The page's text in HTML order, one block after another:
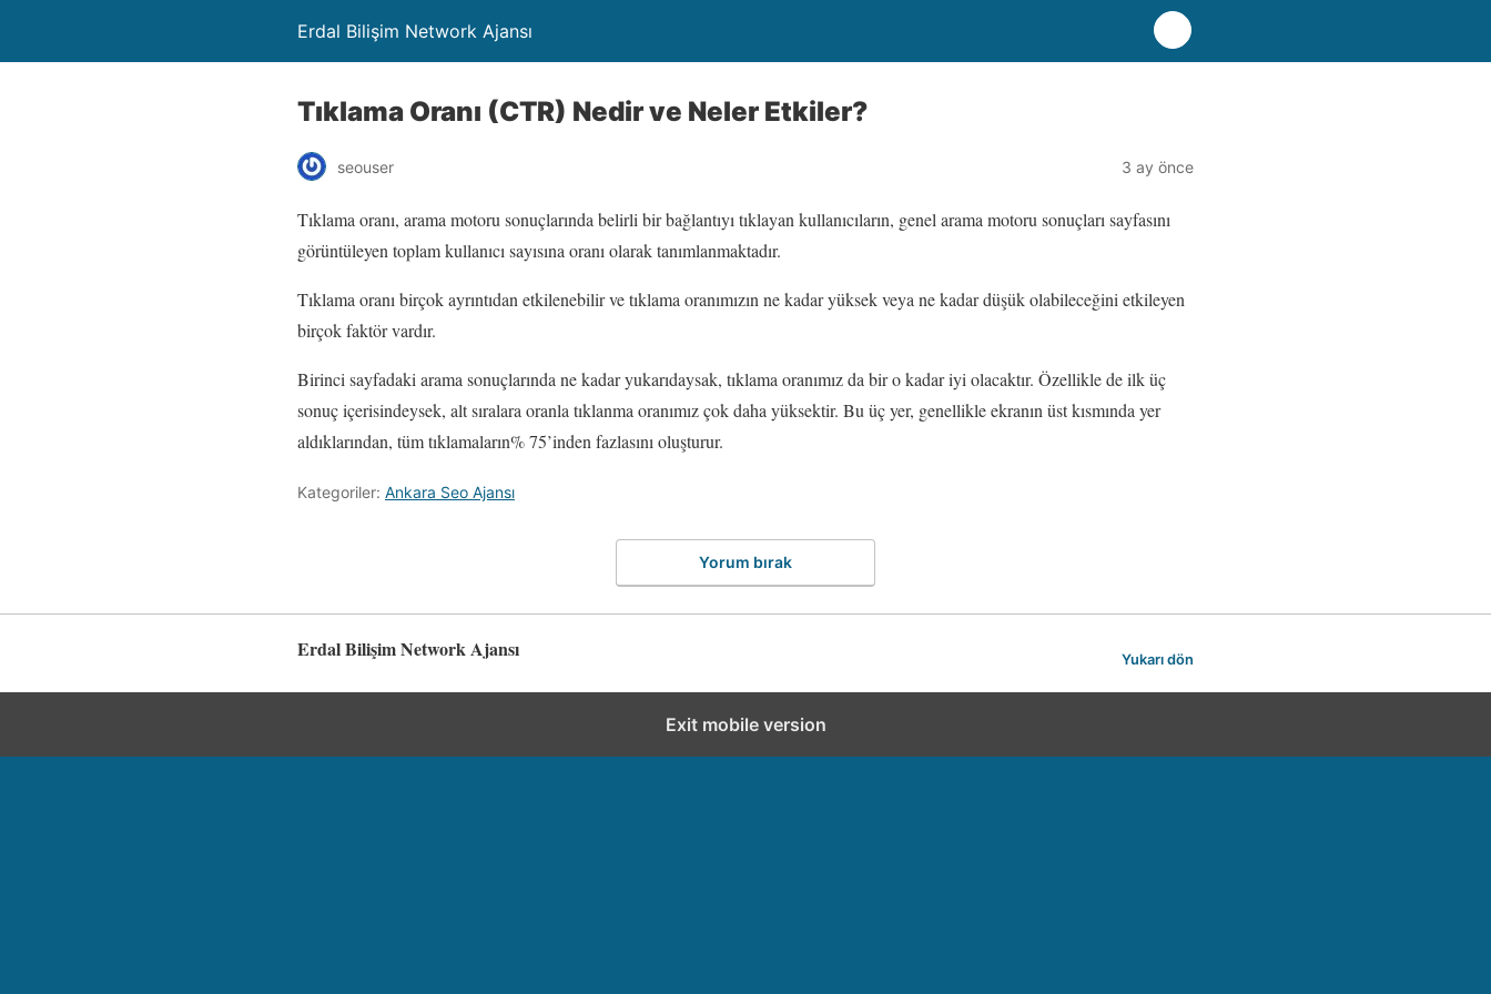
Erdal Bilişim Network Ajansı
Tıklama Oranı (CTR) Nedir ve Neler Etkiler?
seouser 3 ay önce
Tıklama oranı, arama motoru sonuçlarında belirli bir bağlantıyı tıklayan kullanıcıların, genel arama motoru sonuçları sayfasını
görüntüleyen toplam kullanıcı sayısına oranı olarak tanımlanmaktadır.
Tıklama oranı birçok ayrıntıdan etkilenebilir ve tıklama oranımızın ne kadar yüksek veya ne kadar düşük olabileceğini etkileyen
birçok faktör vardır.
Birinci sayfadaki arama sonuçlarında ne kadar yukarıdaysak, tıklama oranımız da bir o kadar iyi olacaktır. Özellikle de ilk üç
sonuç içerisindeysek, alt sıralara oranla tıklanma oranımız çok daha yüksektir. Bu üç yer, genellikle ekranın üst kısmında yer
aldıklarından, tüm tıklamaların% 75’inden fazlasını oluşturur.
Kategoriler: Ankara Seo Ajansı
Yorum bırak
Erdal Bilişim Network Ajansı Yukarı dön
Exit mobile version